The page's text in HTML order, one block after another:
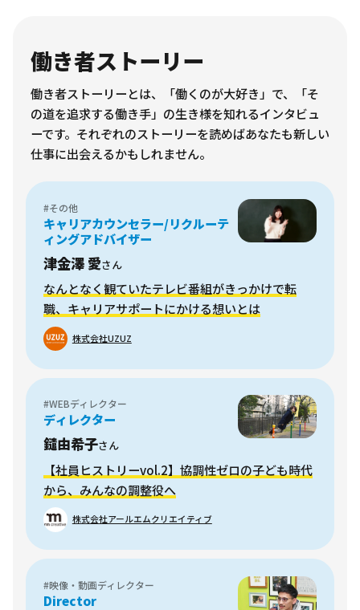
働き者ストーリー
働き者ストーリーとは、「働くのが大好き」で、「そ
の道を追求する働き手」の生き様を知れるインタビュ
ーです。それぞれのストーリーを読めばあなたも新しい
仕事に出会えるかもしれません。
#その他
キャリアカウンセラー/リクルーテ
ィングアドバイザー
津金澤 愛さん
なんとなく観ていたテレビ番組がきっかけで転
職、キャリアサポートにかける想いとは
株式会社UZUZ
#WEBディレクター
ディレクター
鑓由希子さん
【社員ヒストリーvol.2】協調性ゼロの子ども時代
から、みんなの調整役へ
株式会社アールエムクリエイティブ
#映像・動画ディレクター
Director